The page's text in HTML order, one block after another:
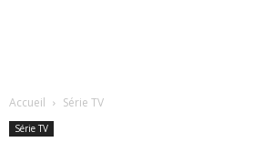
Accueil Série TV
Série TV